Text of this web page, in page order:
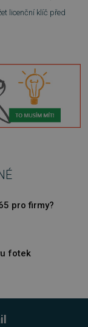
licenční klíč před
pro firmy?
fotek
je
/
3 týdny
54 sekund